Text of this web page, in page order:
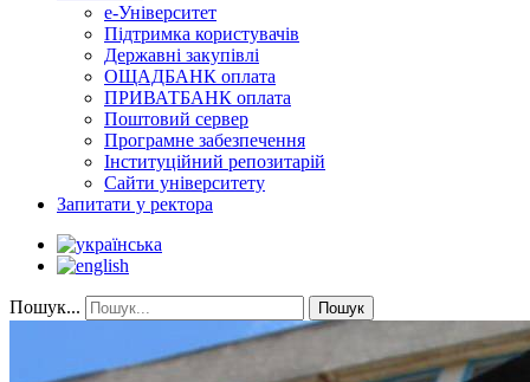
е-Університет
Підтримка користувачів
Державні закупівлі
ОЩАДБАНК оплата
ПРИВАТБАНК оплата
Поштовий сервер
Програмне забезпечення
Інституційний репозитарій
Сайти університету
Запитати у ректора
Пошук... Пошук